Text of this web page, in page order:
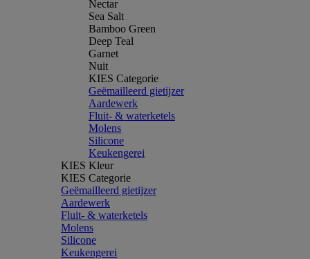
Nectar
Sea Salt
Bamboo Green
Deep Teal
Garnet
Nuit
KIES Categorie
Geëmailleerd gietijzer
Aardewerk
Fluit- & waterketels
Molens
Silicone
Keukengerei
KIES Kleur
KIES Categorie
Geëmailleerd gietijzer
Aardewerk
Fluit- & waterketels
Molens
Silicone
Keukengerei